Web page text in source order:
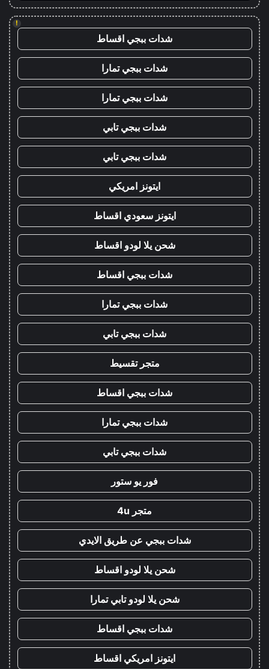
!
شدات ببجي اقساط
شدات ببجي تمارا
شدات ببجي تمارا
شدات ببجي تابي
شدات ببجي تابي
ايتونز امريكي
ايتونز سعودي اقساط
شحن يلا لودو اقساط
شدات ببجي اقساط
شدات ببجي تمارا
شدات ببجي تابي
متجر تقسيط
شدات ببجي اقساط
شدات ببجي تمارا
شدات ببجي تابي
فور يو ستور
متجر 4u
شدات ببجي عن طريق الايدي
شحن يلا لودو اقساط
شحن يلا لودو تابي تمارا
شدات ببجي اقساط
ايتونز امريكي اقساط